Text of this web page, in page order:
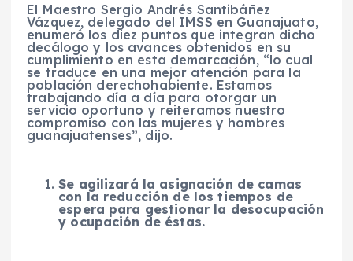
El Maestro Sergio Andrés Santibáñez
Vázquez, delegado del IMSS en Guanajuato,
enumeró los diez puntos que integran dicho
decálogo y los avances obtenidos en su
cumplimiento en esta demarcación, “lo cual
se traduce en una mejor atención para la
población derechohabiente. Estamos
trabajando día a día para otorgar un
servicio oportuno y reiteramos nuestro
compromiso con las mujeres y hombres
guanajuatenses”, dijo.
Se agilizará la asignación de camas
con la reducción de los tiempos de
espera para gestionar la desocupación
y ocupación de éstas.